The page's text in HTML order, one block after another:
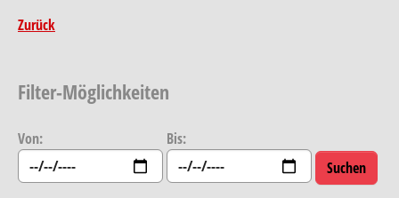
Zurück
Filter-Möglichkeiten
Von: Bis: